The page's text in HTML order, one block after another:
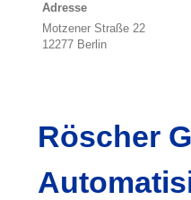
Adresse
Motzener Straße 22
12277 Berlin
Röscher